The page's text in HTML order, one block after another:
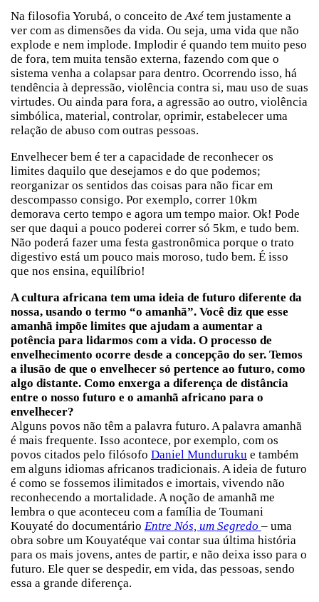
Na filosofia Yorubá, o conceito deAxé tem justamente a
ver com as dimensões da vida. Ou seja, uma vida que não
explode e nem implode. Implodir é quando tem muito peso
de fora, tem muita tensão externa, fazendo com que o
sistema venha a colapsar para dentro. Ocorrendo isso, há
tendência à depressão, violência contra si, mau uso de suas
virtudes. Ou ainda para fora, a agressão ao outro, violência
simbólica, material, controlar, oprimir, estabelecer uma
relação de abuso com outras pessoas.
Envelhecer bem é ter a capacidade de reconhecer os
limites daquilo que desejamos e do que podemos;
reorganizar os sentidos das coisas para não ficar em
descompasso consigo. Por exemplo, correr 10km
demorava certo tempo e agora um tempo maior. Ok! Pode
ser que daqui a pouco poderei correr só 5km, e tudo bem.
Não poderá fazer uma festa gastronômica porque o trato
digestivo está um pouco mais moroso, tudo bem. É isso
que nos ensina, equilíbrio!
A cultura africana tem uma ideia de futuro diferente da
nossa, usando o termo “o amanhã”. Você diz que esse
amanhã impõe limites que ajudam a aumentar a
potência para lidarmos com a vida. O processo de
envelhecimento ocorre desde a concepção do ser. Temos
a ilusão de que o envelhecer só pertence ao futuro, como
algo distante. Como enxerga a diferença de distância
entre o nosso futuro e o amanhã africano para o
envelhecer?
Alguns povos não têm a palavra futuro. A palavra amanhã
é mais frequente. Isso acontece, por exemplo, com os
povos citados pelo filósofo Daniel Munduruku e também
em alguns idiomas africanos tradicionais. A ideia de futuro
é como se fossemos ilimitados e imortais, vivendo não
reconhecendo a mortalidade. A noção de amanhã me
lembra o que aconteceu com a família de Toumani
Kouyaté do documentário Entre Nós, um Segredo – uma
obra sobre um Kouyatéque vai contar sua última história
para os mais jovens, antes de partir, e não deixa isso para o
futuro. Ele quer se despedir, em vida, das pessoas, sendo
essa a grande diferença.